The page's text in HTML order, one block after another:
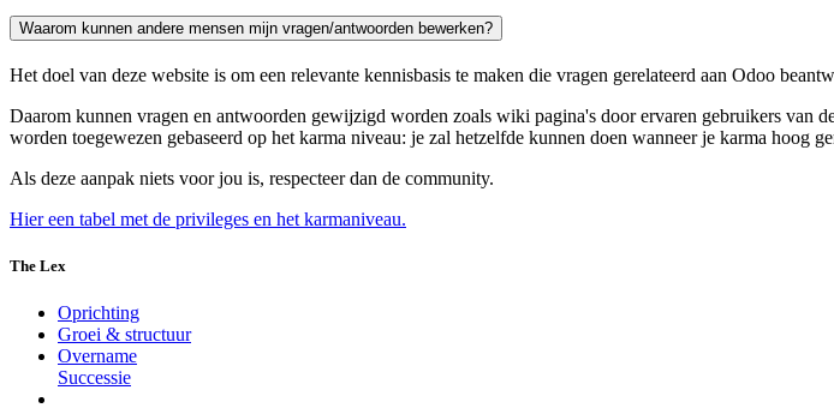
Waarom kunnen andere mensen mijn vragen/antwoorden bewerken?
Het doel van deze website is om een relevante kennisbasis te maken die vragen gerelateerd aan Odoo
Daarom kunnen vragen en antwoorden gewijzigd worden zoals wiki pagina's door ervaren gebruikers van
worden toegewezen gebaseerd op het karma niveau: je zal hetzelfde kunnen doen wanneer je karma hoog
Als deze aanpak niets voor jou is, respecteer dan de community.
Hier een tabel met de privileges en het karmaniveau.
The Lex
Oprichting
Groei & structuur
Overname
Successie